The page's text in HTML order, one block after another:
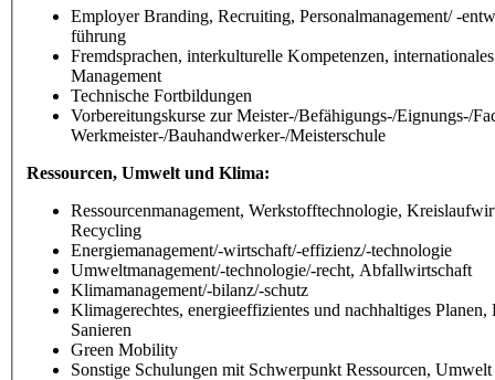
Employer Branding, Recruiting, Personalmanagement/ -
führung
Fremdsprachen, interkulturelle Kompetenzen, internationales
Management
Technische Fortbildungen
Vorbereitungskurse zur Meister-/Befähigungs-/Eignungs-/
Werkmeister-/Bauhandwerker-/Meisterschule
Ressourcen, Umwelt und Klima:
Ressourcenmanagement, Werkstofftechnologie,
Recycling
Energiemanagement/-wirtschaft/-effizienz/-technologie
Umweltmanagement/-technologie/-recht, Abfallwirtschaft
Klimamanagement/-bilanz/-schutz
Klimagerechtes, energieeffizientes und nachhaltiges Planen,
Sanieren
Green Mobility
Sonstige Schulungen mit Schwerpunkt Ressourcen,